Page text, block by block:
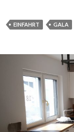
EINFAHRT GALA